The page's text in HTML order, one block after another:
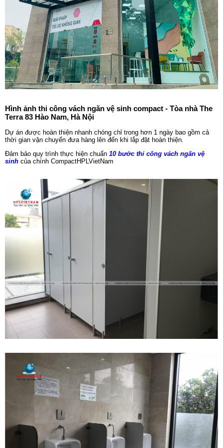
Hình ảnh thi công vách ngăn vệ sinh compact - Tòa nhà The
Terra 83 Hào Nam, Hà Nội
Dự án được hoàn thiện nhanh chóng chỉ trong hơn 1 ngày bao gồm cả
thời gian vận chuyển đưa hàng lên đến khi lắp đặt hoàn thiện.
Đảm bảo quy trình thực hiện chuẩn 10 bước thi công vách ngăn vệ
sinh của chính CompactHPLVietNam